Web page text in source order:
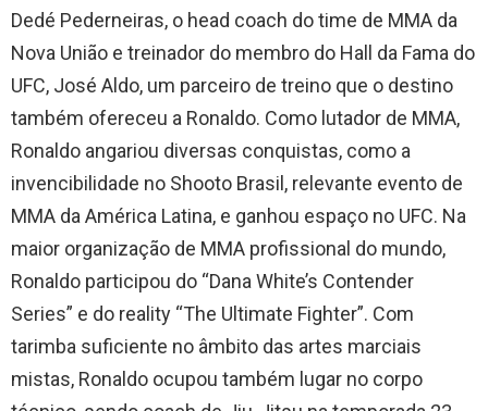
Dedé Pederneiras, o head coach do time de MMA da
Nova União e treinador do membro do Hall da Fama do
UFC, José Aldo, um parceiro de treino que o destino
também ofereceu a Ronaldo. Como lutador de MMA,
Ronaldo angariou diversas conquistas, como a
invencibilidade no Shooto Brasil, relevante evento de
MMA da América Latina, e ganhou espaço no UFC. Na
maior organização de MMA profissional do mundo,
Ronaldo participou do “Dana White’s Contender
Series” e do reality “The Ultimate Fighter”. Com
tarimba suficiente no âmbito das artes marciais
mistas, Ronaldo ocupou também lugar no corpo